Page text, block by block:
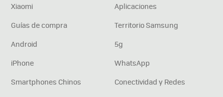
Xiaomi
Aplicaciones
Guías de compra
Territorio Samsung
Android
5g
iPhone
WhatsApp
Smartphones Chinos
Conectividad y Redes